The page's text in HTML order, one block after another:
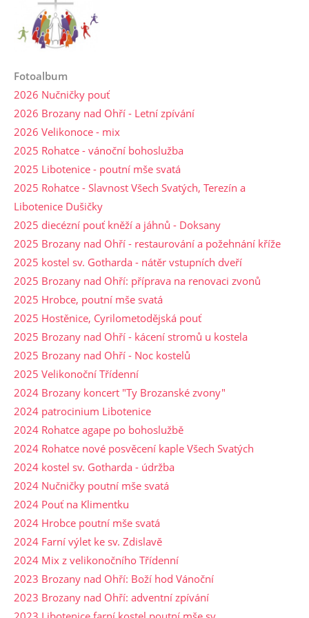
Fotoalbum
2026 Nučničky pouť
2026 Brozany nad Ohří - Letní zpívání
2026 Velikonoce - mix
2025 Rohatce - vánoční bohoslužba
2025 Libotenice - poutní mše svatá
2025 Rohatce - Slavnost Všech Svatých, Terezín a
Libotenice Dušičky
2025 diecézní pouť kněží a jáhnů - Doksany
2025 Brozany nad Ohří - restaurování a požehnání kříže
2025 kostel sv. Gotharda - nátěr vstupních dveří
2025 Brozany nad Ohří: příprava na renovaci zvonů
2025 Hrobce, poutní mše svatá
2025 Hostěnice, Cyrilometodějská pouť
2025 Brozany nad Ohří - kácení stromů u kostela
2025 Brozany nad Ohří - Noc kostelů
2025 Velikonoční Třídenní
2024 Brozany koncert "Ty Brozanské zvony"
2024 patrocinium Libotenice
2024 Rohatce agape po bohoslužbě
2024 Rohatce nové posvěcení kaple Všech Svatých
2024 kostel sv. Gotharda - údržba
2024 Nučničky poutní mše svatá
2024 Pouť na Klimentku
2024 Hrobce poutní mše svatá
2024 Farní výlet ke sv. Zdislavě
2024 Mix z velikonočního Třídenní
2023 Brozany nad Ohří: Boží hod Vánoční
2023 Brozany nad Ohří: adventní zpívání